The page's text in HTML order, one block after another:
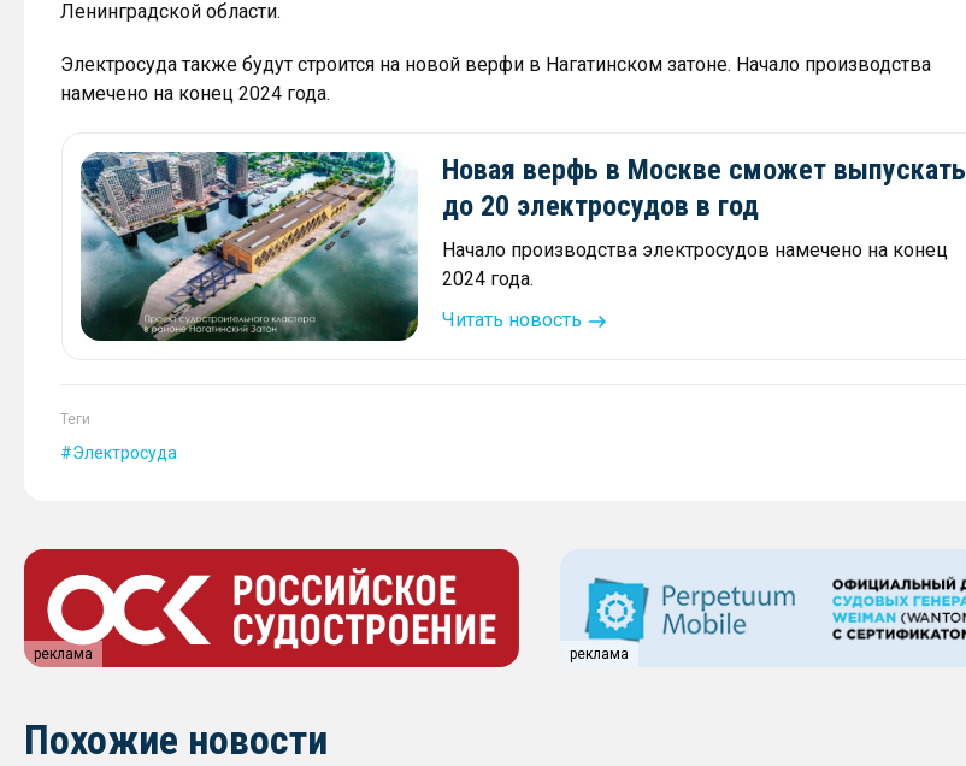
Ленинградской области.
Электросуда также будут строится на новой верфи в Нагатинском затоне. Начало производства
намечено на конец 2024 года.
Новая верфь в Москве сможет выпускать
до 20 электросудов в год
Начало производства электросудов намечено на конец
2024 года.
Читать новость
Теги
Электросуда
реклама реклама
Похожие новости